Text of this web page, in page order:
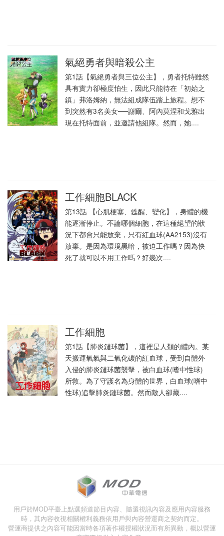
氣絕勇者與暗殺公主
第1話【氣絕勇者與三位公主】，勇者托特雖然
具有實力卻極度怕生，因此只能待在「初始之
鎮」弗洛姆納，無法組成隊伍踏上旅程。想不
到突然有3名美女──謝爾、阿內莫涅和戈雅出
現在托特面前，並邀請他組隊。然而，她....
工作細胞BLACK
第13話 【心肌梗塞、甦醒、變化】，身體的機
能逐漸停止。不論哪個細胞，在這種絕望的狀
況下都會只能放棄，只有紅血球(AA2153)沒有
放棄。是因為環境黑暗，被迫工作嗎？因為快
死了就可以不用工作嗎？好幾次....
工作細胞
第1話【肺炎鏈球菌】，這裡是人類的體內。某
天搬運氧氣與二氧化碳的紅血球，受到自體外
入侵的肺炎鏈球菌襲擊，被白血球(嗜中性球)
所救。為了守護名為身體的世界，白血球(嗜中
性球)追擊肺炎鏈球菌。然而敵人卻藏....
用戶於MOD平臺上點選頻道節目內容、隨選視訊內容及應用內容服務
時，其內容收視相關權利義務依用戶與內容營運商之契約而定。
營運商提供之內容可能因當時各項著作權授權狀況而有所異動，概以營運